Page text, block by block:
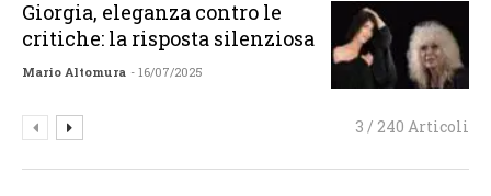
Giorgia, eleganza contro le
critiche: la risposta silenziosa
Mario Altomura - 16/07/2025
3 / 240 Articoli